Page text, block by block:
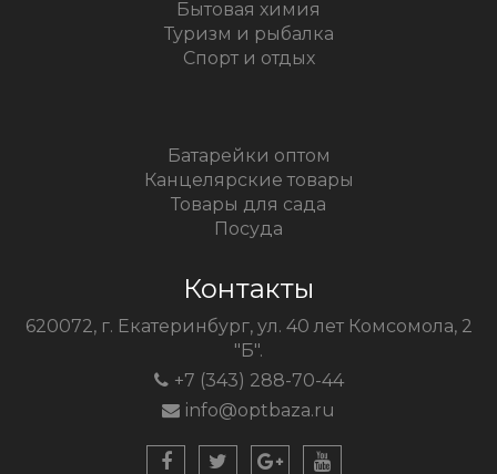
Бытовая химия
Туризм и рыбалка
Спорт и отдых
Батарейки оптом
Канцелярские товары
Товары для сада
Посуда
Контакты
620072, г. Екатеринбург, ул. 40 лет Комсомола, 2
"Б".
+7 (343) 288-70-44
info@optbaza.ru